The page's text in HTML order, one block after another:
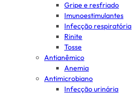
Gripe e resfriado
Imunoestimulantes
Infecção respiratória
Rinite
Tosse
Antianêmico
Anemia
Antimicrobiano
Infecção urinária